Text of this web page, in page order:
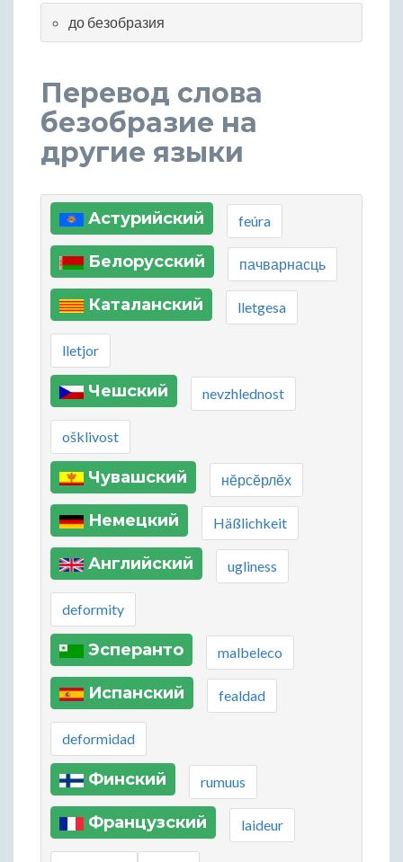
до безобразия
Перевод слова
безобразие на
другие языки
Астурийский feúra
Белорусский пачварнасць
Каталанский lletgesa
lletjor
Чешский nevzhlednost
ošklivost
Чувашский нĕрсĕрлĕх
Немецкий Häßlichkeit
Английский ugliness
deformity
Эсперанто malbeleco
Испанский fealdad
deformidad
Финский rumuus
Французский laideur